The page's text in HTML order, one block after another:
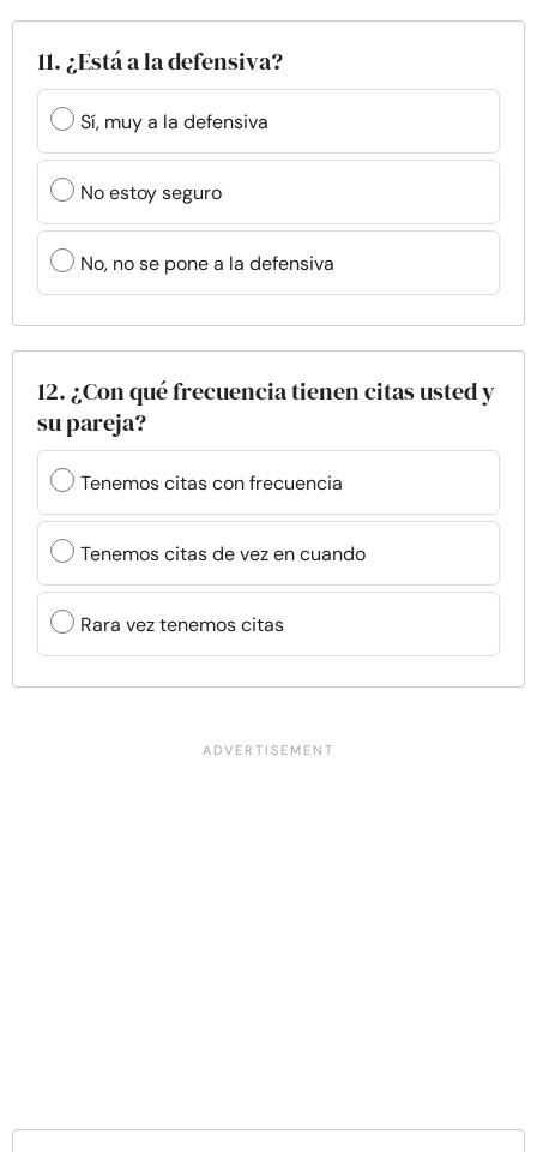
11. ¿Está a la defensiva?
Sí, muy a la defensiva
No estoy seguro
No, no se pone a la defensiva
12. ¿Con qué frecuencia tienen citas usted y
su pareja?
Tenemos citas con frecuencia
Tenemos citas de vez en cuando
Rara vez tenemos citas